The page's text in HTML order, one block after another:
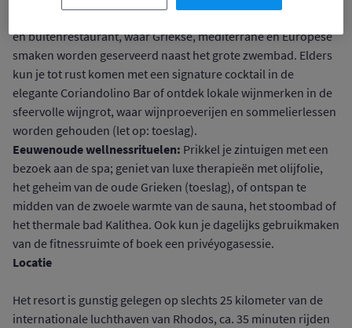
en buitenrestaurant, waar Griekse, mediterrane en Europese
smaken worden geserveerd naast het grote zwembad. Elders
kun je tot rust komen met een signature cocktail in de
elegante Coriandolino Bar of ontdek lokale wijnmerken in de
sfeervolle wijngrot, waar wijnproeverijen en sommelierlessen
worden gehouden (let op: toeslag).
Eeuwenoude wellnessrituelen: Prikkel je zintuigen met een
bezoek aan de spa; geniet van luxe therapieën met olijfolie,
het geheim van de oude Grieken (toeslag), of ontspan te
midden van de zwoele warmte van de sauna, het stoombad of
het thermale bad Kalithea. Ook kun je dagelijks gebruikmaken
van de fitnessruimte of boek een privéyogasessie.
Locatie
Het resort is gunstig gelegen op slechts 25 kilometer van de
internationale luchthaven van Rhodos, ca. 35 minuten rijden